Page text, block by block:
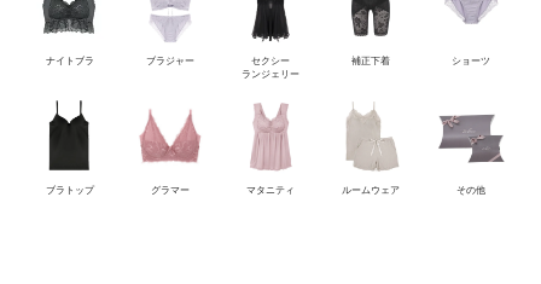
ナイトブラ ブラジャー
セクシー
ランジェリー
補正下着 ショーツ
ブラトップ グラマー マタニティ ルームウェア その他